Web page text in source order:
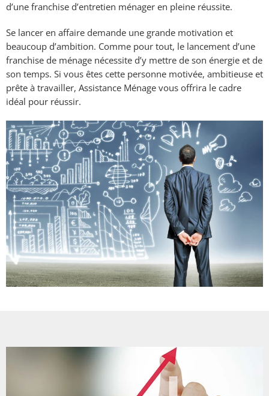
d’une franchise d’entretien ménager en pleine réussite.
Se lancer en affaire demande une grande motivation et
beaucoup d’ambition. Comme pour tout, le lancement d’une
franchise de ménage nécessite d’y mettre de son énergie et de
son temps. Si vous êtes cette personne motivée, ambitieuse et
prête à travailler, Assistance Ménage vous offrira le cadre
idéal pour réussir.